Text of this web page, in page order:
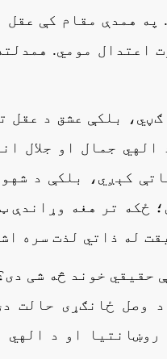
همدې مقام کې عقل
اعتدال مومي.
بلکې عشق د عقل
جمال او جلال
کېږي، بلکې د
ځکه تر هغه وړاندې
له ذاتي لذت سره
حقیقي خوند څه شی
وصل ځانګړی حالت
او د الهي